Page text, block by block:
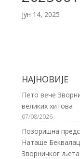
јун 14, 2025
НАЈНОВИЈЕ
Пето вече
великих хитова
07/08/2026
Позоришна
Наташе
Зворничког љета